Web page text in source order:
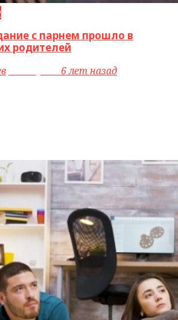
с парнем прошло в
родителей
6 лет назад